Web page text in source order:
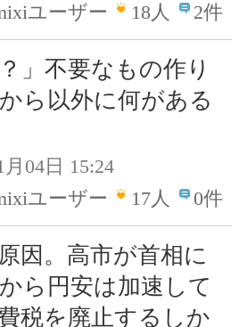
ユーザー
18人 2件
」不要なもの作り
ら以外に何がある
月04日 15:24
ユーザー
17人 0件
因。高市が首相に
ら円安は加速して
税を廃止するしか